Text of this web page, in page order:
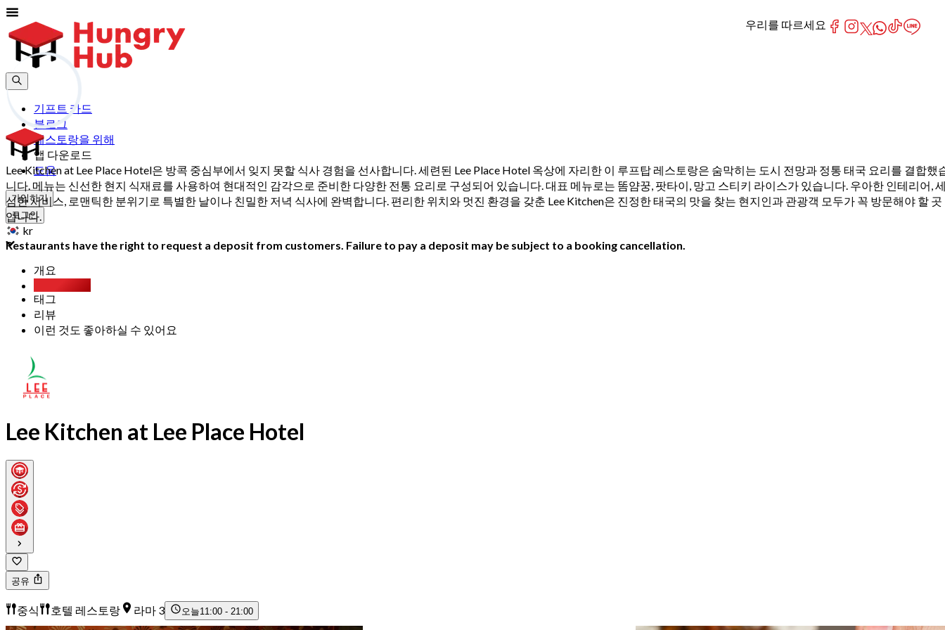
기프트 카드
블로그
레스토랑을 위해
앱 다운로드
도움
가입하기
로그인
kr
Lee Kitchen at Lee Place Hotel은 방콕 중심부에서 잊지 못할 식사 경험을 선사합니다. 세련된 Lee Place Hotel 옥상에 자리한 이 루프탑 레스토랑은 숨막히는 도시 전망과 정통 태국 요리를 결합했
니다. 메뉴는 신선한 현지 식재료를 사용하여 현대적인 감각으로 준비한 다양한 전통 요리로 구성되어 있습니다. 대표 메뉴로는 똠얌꿍, 팟타이, 망고 스티키 라이스가 있습니다. 우아한 인테리어,
심한 서비스, 로맨틱한 분위기로 특별한 날이나 친밀한 저녁 식사에 완벽합니다. 편리한 위치와 멋진 환경을 갖춘 Lee Kitchen은 진정한 태국의 맛을 찾는 현지인과 관광객 모두가 꼭 방문해야 할 곳
입니다.
Restaurants have the right to request a deposit from customers. Failure to pay a deposit may be subject to a booking cancellation.
개요
태그
리뷰
이런 것도 좋아하실 수 있어요
Lee Kitchen at Lee Place Hotel
공유
중식 호텔 레스토랑 라마 3 오늘11:00 - 21:00
우리를 따르세요